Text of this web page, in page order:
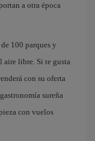
a otra época
100 parques y
aire libre. Si te gusta
con su oferta
sureña
con vuelos